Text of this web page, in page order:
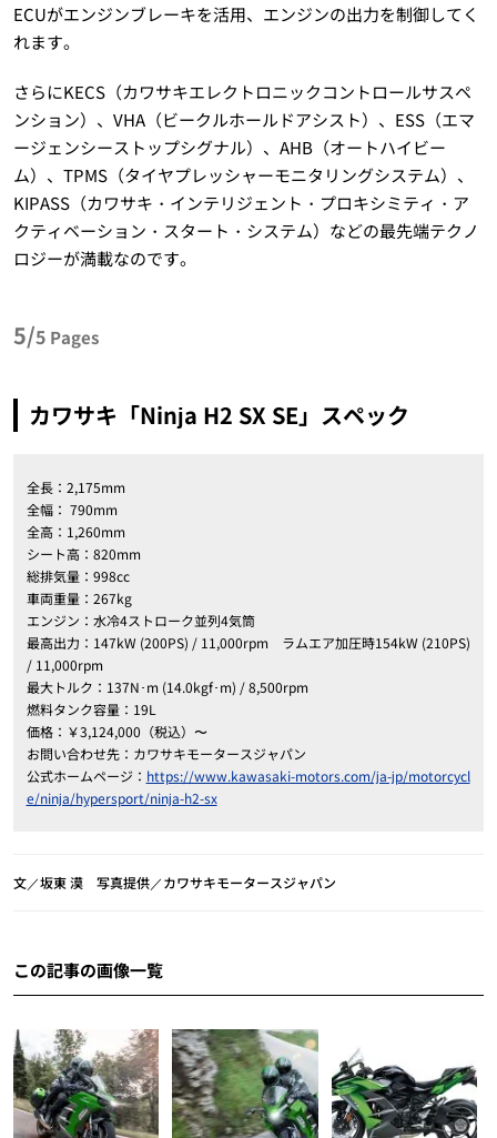
ECUがエンジンブレーキを活用、エンジンの出力を制御してく
れます。
さらにKECS（カワサキエレクトロニックコントロールサスペ
ンション）、VHA（ビークルホールドアシスト）、ESS（エマ
ージェンシーストップシグナル）、AHB（オートハイビー
ム）、TPMS（タイヤプレッシャーモニタリングシステム）、
KIPASS（カワサキ・インテリジェント・プロキシミティ・ア
クティベーション・スタート・システム）などの最先端テクノ
ロジーが満載なのです。
5/5 Pages
カワサキ「Ninja H2 SX SE」スペック
全長：2,175mm
全幅： 790mm
全高：1,260mm
シート高：820mm
総排気量：998cc
車両重量：267kg
エンジン：水冷4ストローク並列4気筒
最高出力：147kW (200PS) / 11,000rpm ラムエア加圧時154kW (210PS)
/ 11,000rpm
最大トルク：137N･m (14.0kgf･m) / 8,500rpm
燃料タンク容量：19L
価格：￥3,124,000（税込）〜
お問い合わせ先：カワサキモータースジャパン
公式ホームページ： https://www.kawasaki-motors.com/ja-jp/motorcycl
e/ninja/hypersport/ninja-h2-sx
文／坂東 漠 写真提供／カワサキモータースジャパン
この記事の画像一覧